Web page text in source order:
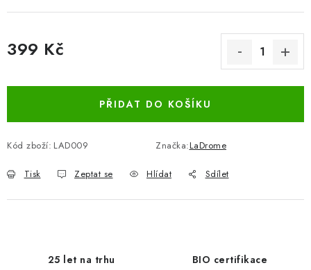
399 Kč
PŘIDAT DO KOŠÍKU
Kód zboží: LAD009 Značka:LaDrome
Tisk Zeptat se Hlídat Sdílet
25 let na trhu BIO certifikace